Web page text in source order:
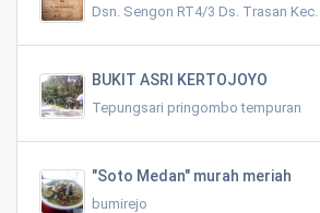
Dsn. Sengon RT4/3 Ds. Trasan
BUKIT ASRI KERTOJOYO
Tepungsari pringombo tempuran
"Soto Medan" murah meriah
bumirejo